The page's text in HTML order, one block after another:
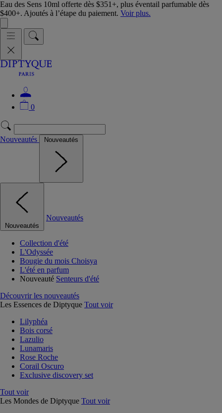
Eau des Sens 10ml offerte dès $351+, plus éventail parfumable dès
$400+. Ajoutés à l’étape du paiement. Voir plus.
0
Nouveautés Nouveautés
Nouveautés
Nouveautés
Collection d'été
L'Odyssée
Bougie du mois Choisya
L'été en parfum
Nouveauté Senteurs d'été
Découvrir les nouveautés
Les Essences de Diptyque Tout voir
Lilyphéa
Bois corsé
Lazulio
Lunamaris
Rose Roche
Corail Oscuro
Exclusive discovery set
Tout voir
Les Mondes de Diptyque Tout voir